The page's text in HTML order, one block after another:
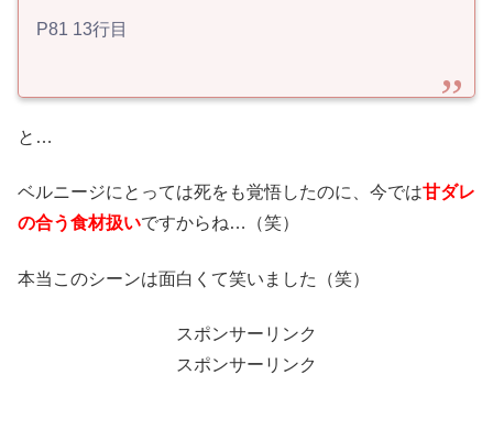
P81 13行目
と…
ベルニージにとっては死をも覚悟したのに、今では甘ダレ
の合う食材扱いですからね…（笑）
本当このシーンは面白くて笑いました（笑）
スポンサーリンク
スポンサーリンク